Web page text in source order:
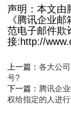
声明：本文由
《腾讯企业
范电子邮件欺
接:http://
上一篇： 各大公
号?
下一篇： 腾讯企
权给指定的人进